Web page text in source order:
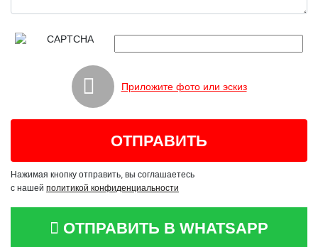
Приложите фото или эскиз
Нажимая кнопку отправить, вы соглашаетесь
с нашей политикой конфиденциальности
ОТПРАВИТЬ В WHATSAPP